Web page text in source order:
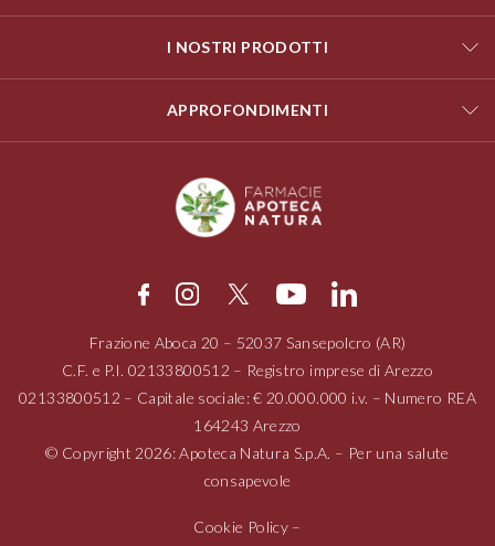
I NOSTRI PRODOTTI
APPROFONDIMENTI
Frazione Aboca 20 – 52037 Sansepolcro (AR)
C.F. e P.I.02133800512 – Registro imprese di Arezzo
02133800512 – Capitale sociale: € 20.000.000 i.v. – Numero REA
164243 Arezzo
© Copyright 2026: Apoteca Natura S.p.A. – Per una salute
consapevole
Cookie Policy–